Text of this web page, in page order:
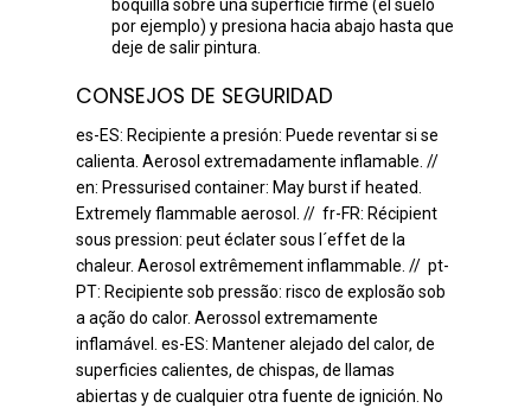
boquilla sobre una superficie firme (el suelo
por ejemplo) y presiona hacia abajo hasta que
deje de salir pintura.
CONSEJOS DE SEGURIDAD
es-ES: Recipiente a presión: Puede reventar si se
calienta. Aerosol extremadamente inflamable. //
en: Pressurised container: May burst if heated.
Extremely flammable aerosol. // fr-FR: Récipient
sous pression: peut éclater sous l´effet de la
chaleur. Aerosol extrêmement inflammable. // pt-
PT: Recipiente sob pressão: risco de explosão sob
a ação do calor. Aerossol extremamente
inflamável. es-ES: Mantener alejado del calor, de
superficies calientes, de chispas, de llamas
abiertas y de cualquier otra fuente de ignición. No